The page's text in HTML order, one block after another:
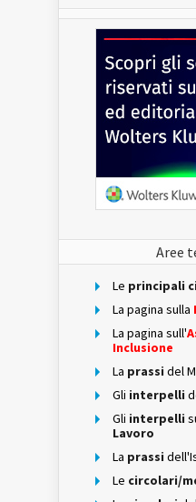
Aree
Le principali
La pagina sulla
La pagina sull'
Inclusione
La prassi del
Gli interpelli
Gli interpelli
Lavoro
La prassi
Le circolari/